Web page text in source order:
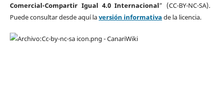
Comercial-Compartir Igual 4.0 Internacional” (CC-BY-NC-SA).
Puede consultar desde aquí laversión informativa de la licencia.